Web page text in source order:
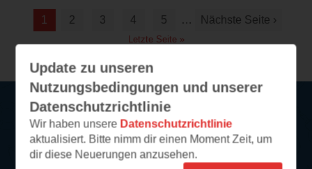
1 2 3 4 5 … Nächste Seite ›
Letzte Seite »
Update zu unseren
Nutzungsbedingungen und unserer
Datenschutzrichtlinie
Wir haben unsere Datenschutzrichtlinie
aktualisiert. Bitte nimm dir einen Moment Zeit, um
dir diese Neuerungen anzusehen.
Service
So funktioniert‘s